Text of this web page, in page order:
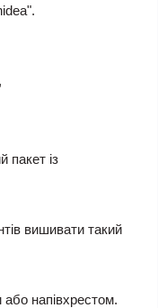
пакет із
вишивати такий
напівхрестом.